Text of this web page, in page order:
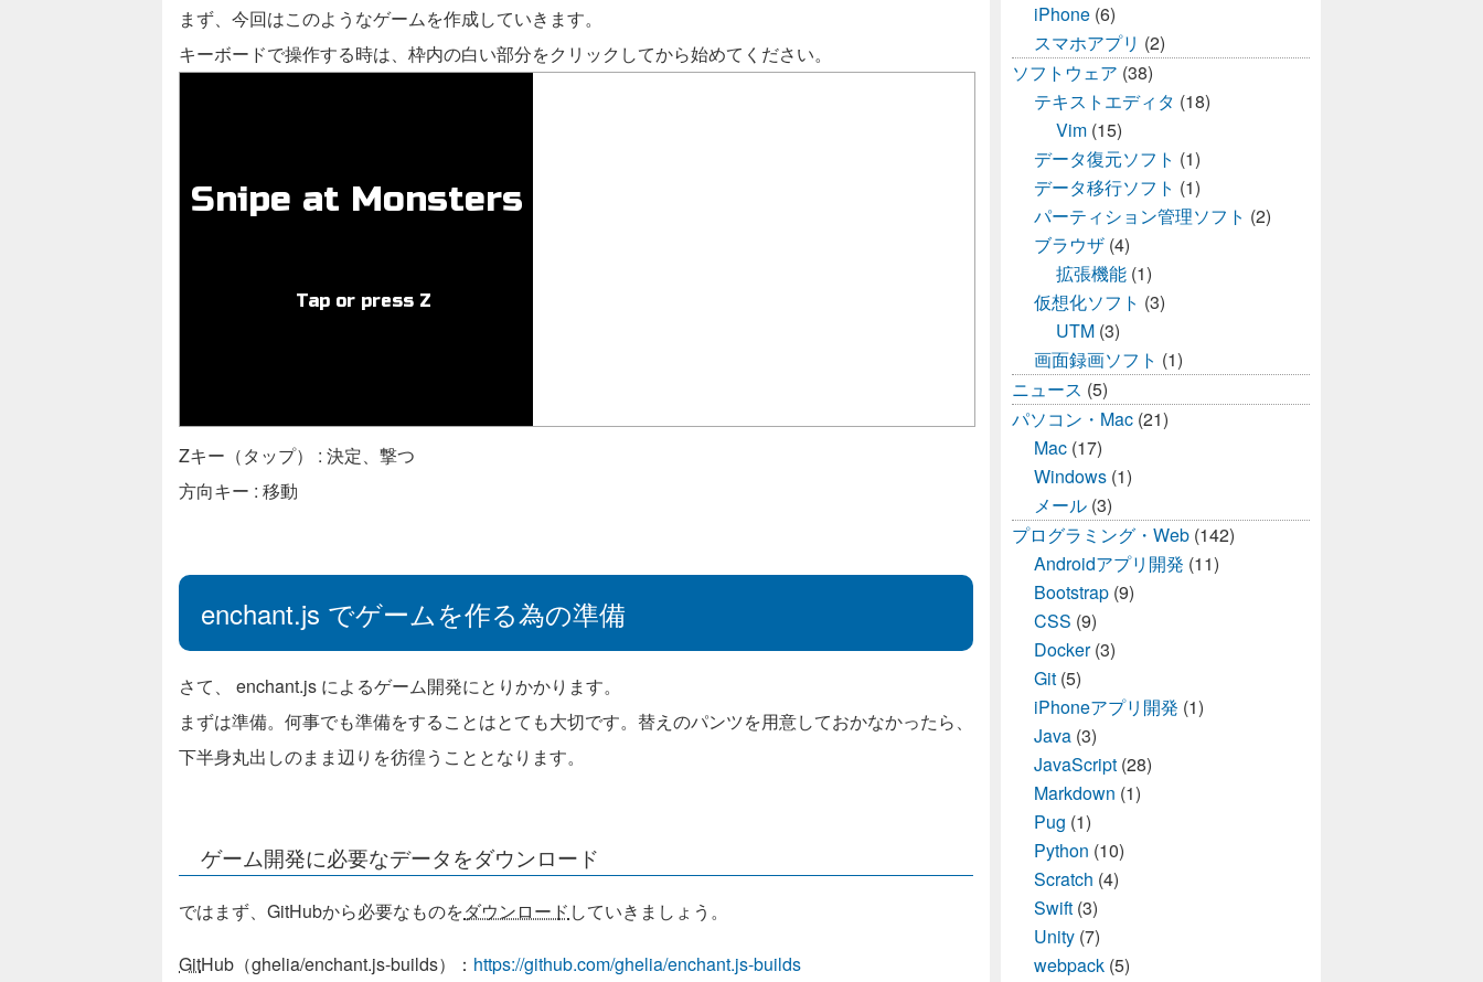
まず、今回はこのようなゲームを作成していきます。
キーボードで操作する時は、枠内の白い部分をクリックしてから始めてください。
Zキー（タップ） : 決定、撃つ
方向キー : 移動
enchant.js でゲームを作る為の準備
さて、 enchant.js によるゲーム開発にとりかかります。
まずは準備。何事でも準備をすることはとても大切です。替えのパンツを用意しておかなかったら、
下半身丸出しのまま辺りを彷徨うこととなります。
ゲーム開発に必要なデータをダウンロード
ではまず、GitHubから必要なものをダウンロード していきましょう。
GitHub（ghelia/enchant.js-builds）： https://github.com/ghelia/enchant.js-builds
iPhone (6)
スマホアプリ (2)
ソフトウェア (38)
テキストエディタ (18)
Vim (15)
データ復元ソフト (1)
データ移行ソフト (1)
パーティション管理ソフト (2)
ブラウザ (4)
拡張機能 (1)
仮想化ソフト (3)
UTM (3)
画面録画ソフト (1)
ニュース (5)
パソコン・Mac (21)
Mac (17)
Windows (1)
メール (3)
プログラミング・Web (142)
Androidアプリ開発 (11)
Bootstrap (9)
CSS (9)
Docker(3)
Git (5)
iPhoneアプリ開発 (1)
Java (3)
JavaScript (28)
Markdown (1)
Pug (1)
Python (10)
Scratch (4)
Swift (3)
Unity (7)
webpack (5)